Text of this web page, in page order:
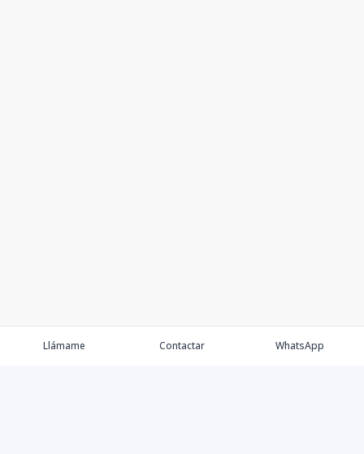
Llámame Contactar WhatsApp